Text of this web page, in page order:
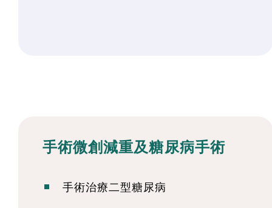
手術微創減重及糖尿病手術
手術治療二型糖尿病